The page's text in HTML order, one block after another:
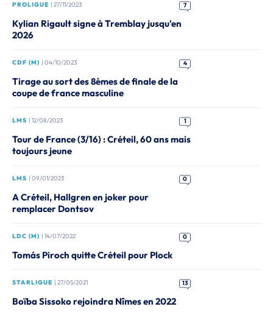
PROLIGUE | 27/11/2023 7
Kylian Rigault signe à Tremblay jusqu'en
2026
CDF (M) | 04/10/2023 4
Tirage au sort des 8èmes de finale de la
coupe de france masculine
LMS | 12/08/2023 1
Tour de France (3/16) : Créteil, 60 ans mais
toujours jeune
LMS | 09/01/2023 0
A Créteil, Hallgren en joker pour
remplacer Dontsov
LDC (M) | 14/07/2022 0
Tomás Piroch quitte Créteil pour Plock
STARLIGUE | 27/05/2021 13
Boïba Sissoko rejoindra Nîmes en 2022